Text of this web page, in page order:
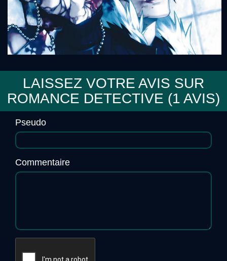
LAISSEZ VOTRE AVIS SUR
ROMANCE DETECTIVE (1 AVIS)
Pseudo
Commentaire